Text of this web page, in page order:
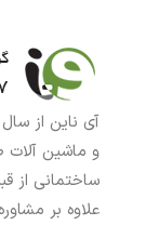
و ماشین آلات
ساختمانی از
علاوه بر